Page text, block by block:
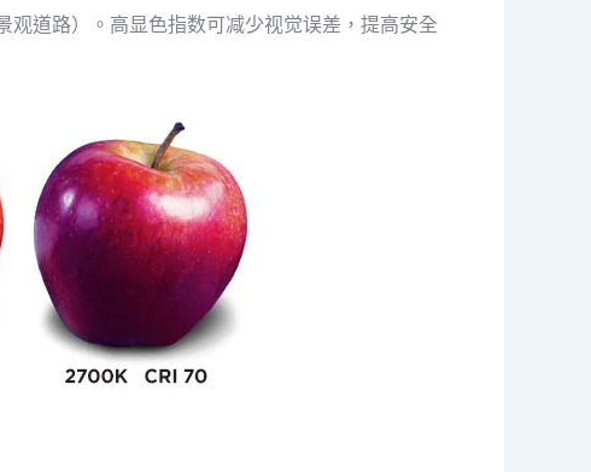
道路）。高显色指数可减少视觉误差，提高安全